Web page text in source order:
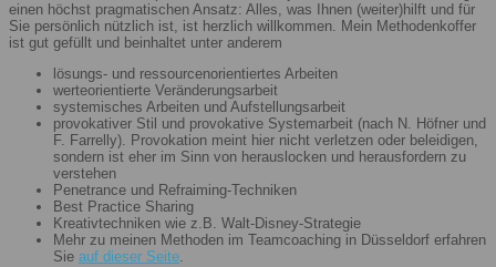
einen höchst pragmatischen Ansatz: Alles, was Ihnen (weiter)hilft und für
Sie persönlich nützlich ist, ist herzlich willkommen. Mein Methodenkoffer
ist gut gefüllt und beinhaltet unter anderem
lösungs- und ressourcenorientiertes Arbeiten
werteorientierte Veränderungsarbeit
systemisches Arbeiten und Aufstellungsarbeit
provokativer Stil und provokative Systemarbeit (nach N. Höfner und
F. Farrelly). Provokation meint hier nicht verletzen oder beleidigen,
sondern ist eher im Sinn von herauslocken und herausfordern zu
verstehen
Penetrance und Refraiming-Techniken
Best Practice Sharing
Kreativtechniken wie z.B. Walt-Disney-Strategie
Mehr zu meinen Methoden im Teamcoaching in Düsseldorf erfahren
Sie auf dieser Seite.